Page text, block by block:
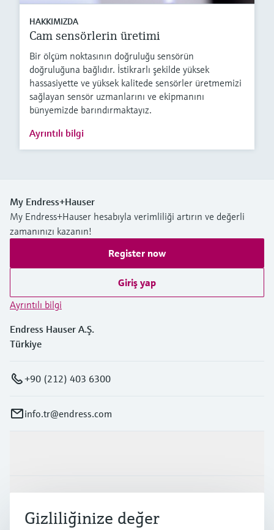
HAKKIMIZDA
Cam sensörlerin üretimi
Bir ölçüm noktasının doğruluğu sensörün
doğruluğuna bağlıdır. İstikrarlı şekilde yüksek
hassasiyette ve yüksek kalitede sensörler üretmemizi
sağlayan sensör uzmanlarını ve ekipmanını
bünyemizde barındırmaktayız.
Ayrıntılı bilgi
My Endress+Hauser
My Endress+Hauser hesabıyla verimliliği artırın ve değerli
zamanınızı kazanın!
Register now
Giriş yap
Ayrıntılı bilgi
Endress Hauser A.Ş.
Türkiye
+90 (212) 403 6300
info.tr@endress.com
Gizliliğinize değer